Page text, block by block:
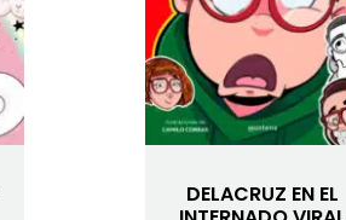
DELACRUZ EN EL